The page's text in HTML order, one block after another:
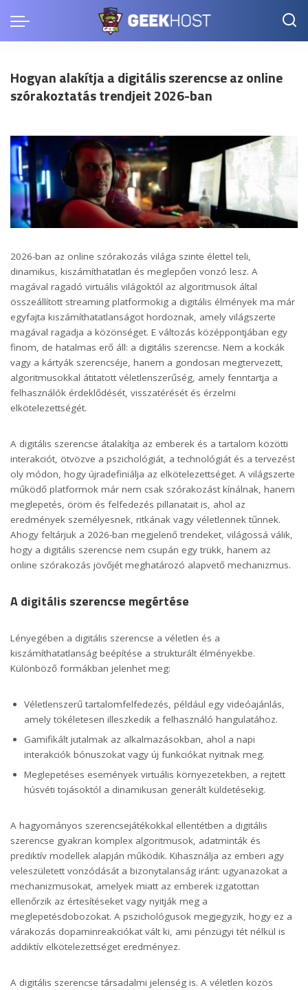
Hogyan alakítja a digitális szerencse az online
szórakoztatás trendjeit 2026-ban
2026-ban az online szórakozás világa szinte élettel teli,
dinamikus, kiszámíthatatlan és meglepően vonzó lesz. A
magával ragadó virtuális világoktól az algoritmusok által
összeállított streaming platformokig a digitális élmények ma már
egyfajta kiszámíthatatlanságot hordoznak, amely világszerte
magával ragadja a közönséget. E változás középpontjában egy
finom, de hatalmas erő áll: a digitális szerencse. Nem a kockák
vagy a kártyák szerencséje, hanem a gondosan megtervezett,
algoritmusokkal átitatott véletlenszerűség, amely fenntartja a
felhasználók érdeklődését, visszatérését és érzelmi
elkötelezettségét.
A digitális szerencse átalakítja az emberek és a tartalom közötti
interakciót, ötvözve a pszichológiát, a technológiát és a tervezést
oly módon, hogy újradefiniálja az elkötelezettséget. A világszerte
működő platformok már nem csak szórakozást kínálnak, hanem
meglepetés, öröm és felfedezés pillanatait is, ahol az
eredmények személyesnek, ritkának vagy véletlennek tűnnek.
Ahogy feltárjuk a 2026-ban megjelenő trendeket, világossá válik,
hogy a digitális szerencse nem csupán egy trükk, hanem az
online szórakozás jövőjét meghatározó alapvető mechanizmus.
A digitális szerencse megértése
Lényegében a digitális szerencse a véletlen és a
kiszámíthatatlanság beépítése a strukturált élményekbe.
Különböző formákban jelenhet meg:
Véletlenszerű tartalomfelfedezés, például egy videóajánlás,
amely tökéletesen illeszkedik a felhasználó hangulatához.
Gamifikált jutalmak az alkalmazásokban, ahol a napi
interakciók bónuszokat vagy új funkciókat nyitnak meg.
Meglepetéses események virtuális környezetekben, a rejtett
húsvéti tojásoktól a dinamikusan generált küldetésekig.
A hagyományos szerencsejátékokkal ellentétben a digitális
szerencse gyakran komplex algoritmusok, adatminták és
prediktív modellek alapján működik. Kihasználja az emberi agy
veleszületett vonzódását a bizonytalanság iránt: ugyanazokat a
mechanizmusokat, amelyek miatt az emberek izgatottan
ellenőrzik az értesítéseket vagy nyitják meg a
meglepetésdobozokat. A pszichológusok megjegyzik, hogy ez a
várakozás dopaminreakciókat vált ki, ami pénzügyi tét nélkül is
addiktív elkötelezettséget eredményez.
A digitális szerencse társadalmi jelenség is. A véletlen közös